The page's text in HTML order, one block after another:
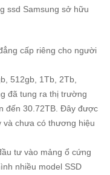
ssd Samsung sở hữu
cấp riêng cho người
512gb, 1Tb, 2Tb,
đã tung ra thị trường
đến 30.72TB. Đây được
và chưa có thương hiệu
tư vào mảng ổ cứng
nhiều model SSD